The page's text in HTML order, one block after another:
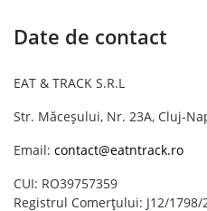
Date de contact
EAT & TRACK S.R.L
Str. Măceșului, Nr. 23A, Cluj-
Email: contact@eatntrack.ro
CUI: RO39757359
Registrul Comerțului: J12/1798/